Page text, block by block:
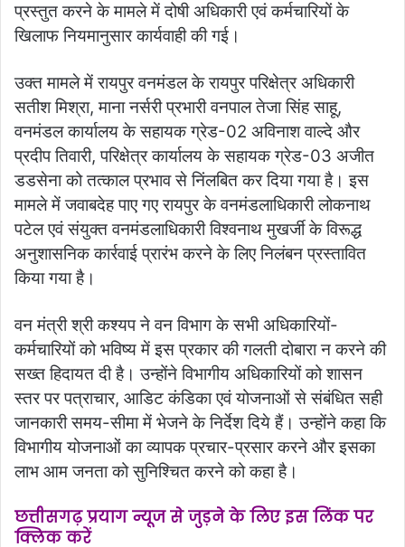
प्रस्तुत करने के मामले में दोषी अधिकारी एवं कर्मचारियों के
खिलाफ नियमानुसार कार्यवाही की गई।
उक्त मामले में रायपुर वनमंडल के रायपुर परिक्षेत्र अधिकारी
सतीश मिश्रा, माना नर्सरी प्रभारी वनपाल तेजा सिंह साहू,
वनमंडल कार्यालय के सहायक ग्रेड-02 अविनाश वाल्दे और
प्रदीप तिवारी, परिक्षेत्र कार्यालय के सहायक ग्रेड-03 अजीत
डडसेना को तत्काल प्रभाव से निंलबित कर दिया गया है। इस
मामले में जवाबदेह पाए गए रायपुर के वनमंडलाधिकारी लोकनाथ
पटेल एवं संयुक्त वनमंडलाधिकारी विश्वनाथ मुखर्जी के विरूद्ध
अनुशासनिक कार्रवाई प्रारंभ करने के लिए निलंबन प्रस्तावित
किया गया है।
वन मंत्री श्री कश्यप ने वन विभाग के सभी अधिकारियों-
कर्मचारियों को भविष्य में इस प्रकार की गलती दोबारा न करने की
सख्त हिदायत दी है। उन्होंने विभागीय अधिकारियों को शासन
स्तर पर पत्राचार, आडिट कंडिका एवं योजनाओं से संबंधित सही
जानकारी समय-सीमा में भेजने के निर्देश दिये हैं। उन्होंने कहा कि
विभागीय योजनाओं का व्यापक प्रचार-प्रसार करने और इसका
लाभ आम जनता को सुनिश्चित करने को कहा है।
छत्तीसगढ़ प्रयाग न्यूज से जुड़ने के लिए इस लिंक पर
क्लिक करें